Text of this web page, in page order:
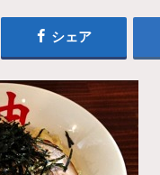
シェア